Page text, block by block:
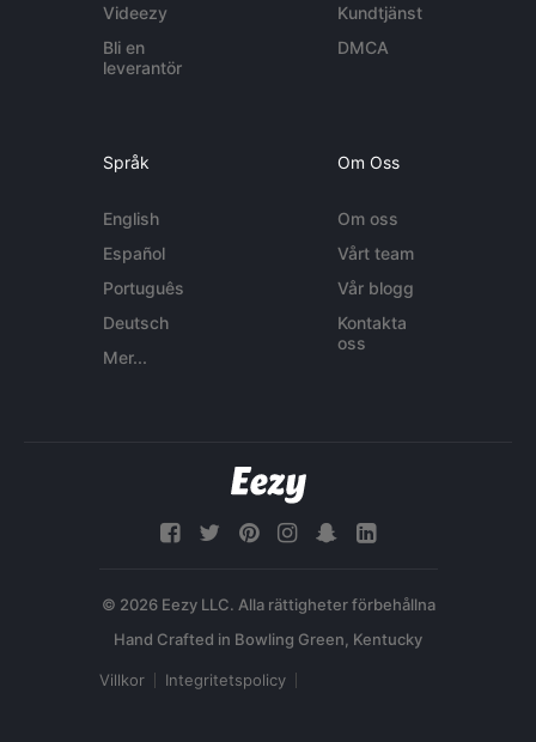
Videezy
Bli en
leverantör
Kundtjänst
DMCA
Språk
English
Español
Português
Deutsch
Mer...
Om Oss
Om oss
Vårt team
Vår blogg
Kontakta
oss
© 2026 Eezy LLC. Alla rättigheter förbehållna
Villkor Integritetspolicy